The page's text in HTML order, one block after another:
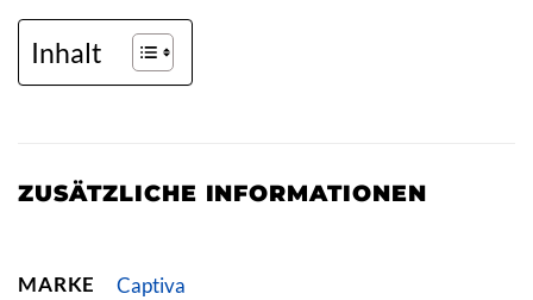
Inhalt
ZUSÄTZLICHE INFORMATIONEN
MARKE Captiva